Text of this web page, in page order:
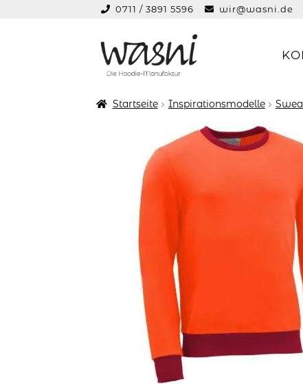
0711 / 3891 5596 wir@wasni.de
Zur
springen
Zum
springen
Startseite Inspirationsmodelle